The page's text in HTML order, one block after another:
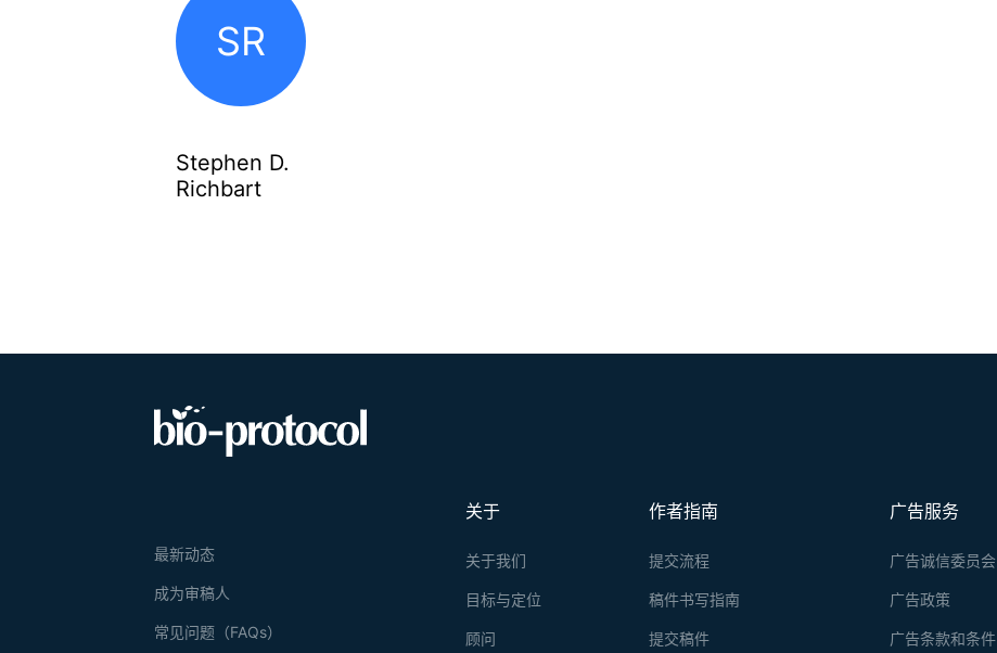
SR
Stephen D.
Richbart
广告服务
广告诚信委员会
广告政策
广告条款和条件
作者指南
提交流程
稿件书写指南
提交稿件
关于
关于我们
目标与定位
顾问
最新动态
成为审稿人
常见问题（FAQs）